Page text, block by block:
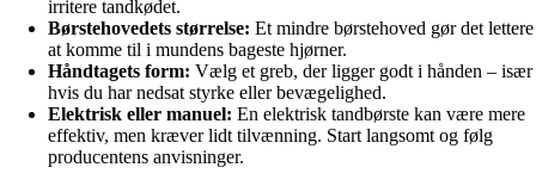
irritere tandkødet.
Børstehovedets størrelse: Et mindre børstehoved gør det lettere
at komme til i mundens bageste hjørner.
Håndtagets form: Vælg et greb, der ligger godt i hånden – især
hvis du har nedsat styrke eller bevægelighed.
Elektrisk eller manuel: En elektrisk tandbørste kan være mere
effektiv, men kræver lidt tilvænning. Start langsomt og følg
producentens anvisninger.